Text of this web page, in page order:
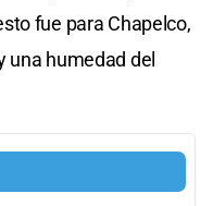
fue para Chapelco,
una humedad del